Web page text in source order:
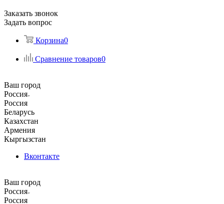
Заказать звонок
Задать вопрос
Корзина0
Сравнение товаров0
Ваш город
Россия
Россия
Беларусь
Казахстан
Армения
Кыргызстан
Вконтакте
Ваш город
Россия
Россия